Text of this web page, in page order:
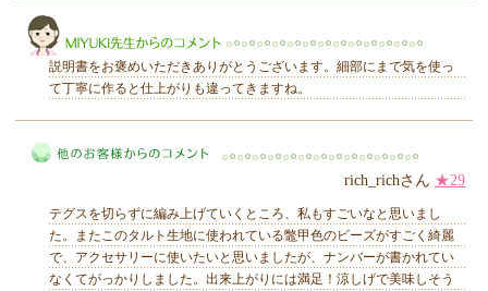
説明書をお褒めいただきありがとうございます。細部にまで気を使っ
て丁寧に作ると仕上がりも違ってきますね。
rich_richさん ★29
テグスを切らずに編み上げていくところ、私もすごいなと思いまし
た。またこのタルト生地に使われている鼈甲色のビーズがすごく綺麗
で、アクセサリーに使いたいと思いましたが、ナンバーが書かれてい
なくてがっかりしました。出来上がりには満足！涼しげで美味しそう